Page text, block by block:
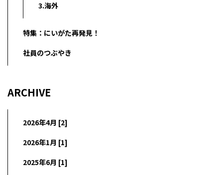
3.海外
特集：にいがた再発見！
社員のつぶやき
ARCHIVE
2026年4月 [2]
2026年1月 [1]
2025年6月 [1]